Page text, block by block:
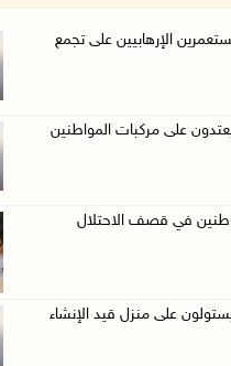
الإرهابيين على تجمع
على مركبات المواطنين
في قصف الاحتلال
على منزل قيد الإنشاء